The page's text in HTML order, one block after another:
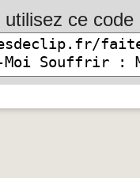
ce code